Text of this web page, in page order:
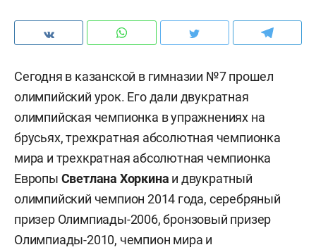
Сегодня в казанской в гимназии №7 прошел
олимпийский урок. Его дали двукратная
олимпийская чемпионка в упражнениях на
брусьях, трехкратная абсолютная чемпионка
мира и трехкратная абсолютная чемпионка
Европы Светлана Хоркина и двукратный
олимпийский чемпион 2014 года, серебряный
призер Олимпиады-2006, бронзовый призер
Олимпиады-2010, чемпион мира и